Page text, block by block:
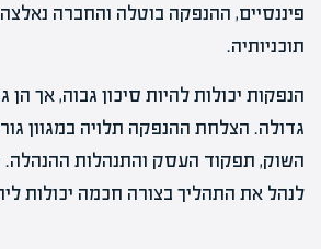
פיננסיים, ההנפקה בוטלה והחברה
תוכניותיה.
הנפקות יכולות להיות סיכון גבוה, אך
גדולה. הצלחת ההנפקה תלויה במגוון
השוק, תפקוד העסק והתנהלות
לנהל את התהליך בצורה חכמה יכולות